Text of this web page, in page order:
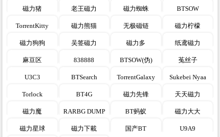
1756 1519 1591 15 1755
磁力猪
287 4
老王磁力
1952
磁力蜘蛛
1464
BTSOW
1648
TorrentKitty
1523 12
磁力熊猫
1551
无极磁链
1490
磁力柠檬
1639
磁力狗狗
1513
吴签磁力
1696
磁力多
1541 2
纸鸢磁力
1515
麻豆区
364
838888
1468 11
BTSOW(伪)
1740 24
菟丝子
331 3
U3C3
1610
BTSearch
1573
TorrentGalaxy
1501 10
Sukebei Nyaa
240
Torlock
1455
BT4G
1649 1
磁力先锋
1591
天天磁力
442
磁力魔
1479
RARBG DUMP
405
BT蚂蚁
1588
磁力大大
1634
磁力星球 磁力下載 国产BT U9A9